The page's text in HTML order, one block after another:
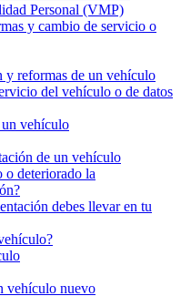
Personal (VMP)
y cambio de servicio o
reformas de un vehículo
del vehículo o de datos
vehículo
de un vehículo
o deteriorado la
debes llevar en tu
vehículo nuevo